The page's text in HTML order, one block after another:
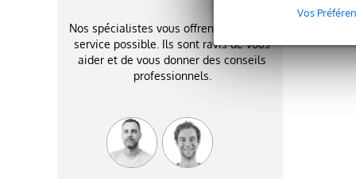
Vos
Nos spécialistes vous offrent le meilleur
service possible. Ils sont ravis de vous
aider et de vous donner des conseils
professionnels.